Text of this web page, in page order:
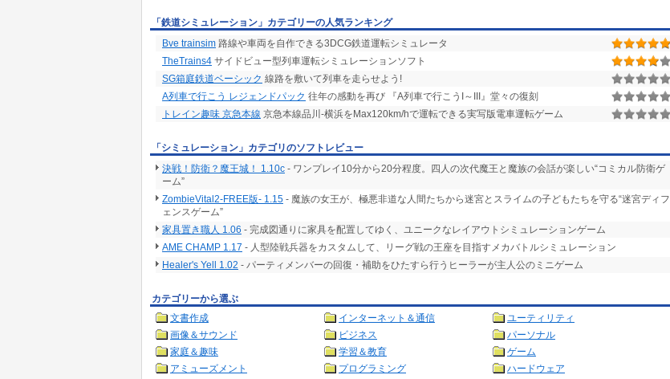
「鉄道シミュレーション」カテゴリーの人気ランキング
Bve trainsim 路線や車両を自作できる3DCG鉄道運転シミュレータ
TheTrains4 サイドビュー型列車運転シミュレーションソフト
SG箱庭鉄道ベーシック 線路を敷いて列車を走らせよう!
A列車で行こう レジェンドパック 往年の感動を再び 『A列車で行こうI～III』堂々の復刻
トレイン趣味 京急本線 京急本線品川-横浜をMax120km/hで運転できる実写版電車運転ゲーム
「シミュレーション」カテゴリのソフトレビュー
決戦！防衛？魔王城！ 1.10c - ワンプレイ10分から20分程度。四人の次代魔王と魔族の会話が楽しい“コミカル防衛ゲ
ーム”
ZombieVital2-FREE版- 1.15 - 魔族の女王が、極悪非道な人間たちから迷宮とスライムの子どもたちを守る“迷宮ディフ
ェンスゲーム”
家具置き職人 1.06 - 完成図通りに家具を配置してゆく、ユニークなレイアウトシミュレーションゲーム
AME CHAMP 1.17 - 人型陸戦兵器をカスタムして、リーグ戦の王座を目指すメカバトルシミュレーション
Healer's Yell 1.02 - パーティメンバーの回復・補助をひたすら行うヒーラーが主人公のミニゲーム
カテゴリーから選ぶ
文書作成
インターネット＆通信
ユーティリティ
画像＆サウンド
ビジネス
パーソナル
家庭＆趣味
学習＆教育
ゲーム
アミューズメント
プログラミング
ハードウェア